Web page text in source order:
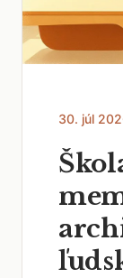
30. júl